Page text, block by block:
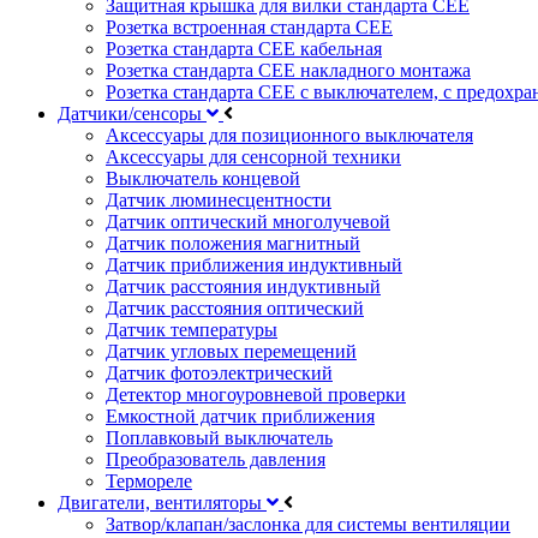
Защитная крышка для вилки стандарта CEE
Розетка встроенная стандарта CEE
Розетка стандарта СЕЕ кабельная
Розетка стандарта СЕЕ накладного монтажа
Розетка стандарта СЕЕ с выключателем, с
Датчики/сенсоры
Аксессуары для позиционного выключателя
Аксессуары для сенсорной техники
Выключатель концевой
Датчик люминесцентности
Датчик оптический многолучевой
Датчик положения магнитный
Датчик приближения индуктивный
Датчик расстояния индуктивный
Датчик расстояния оптический
Датчик температуры
Датчик угловых перемещений
Датчик фотоэлектрический
Детектор многоуровневой проверки
Емкостной датчик приближения
Поплавковый выключатель
Преобразователь давления
Термореле
Двигатели, вентиляторы
Затвор/клапан/заслонка для системы вентиляции